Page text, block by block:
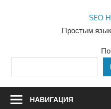
SEO
Простым
НАВИГАЦИЯ